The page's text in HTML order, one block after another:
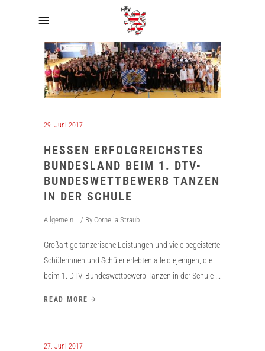
29. Juni 2017
HESSEN ERFOLGREICHSTES
BUNDESLAND BEIM 1. DTV-
BUNDESWETTBEWERB TANZEN
IN DER SCHULE
Allgemein By Cornelia Straub
Großartige tänzerische Leistungen und viele begeisterte
Schülerinnen und Schüler erlebten alle diejenigen, die
beim 1. DTV-Bundeswettbewerb Tanzen in der Schule
READ MORE
27. Juni 2017